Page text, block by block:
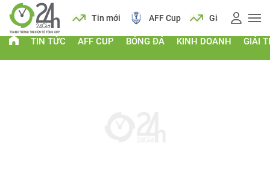
Lịch Tin mới AFF Cup Giá vàng
TIN TỨC AFF CUP BÓNG ĐÁ KINH DOANH GIẢI